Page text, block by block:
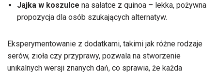
Jajka w koszulce na sałatce z quinoa – lekka, pożywna
propozycja dla osób szukających alternatyw.
Eksperymentowanie z dodatkami, takimi jak różne rodzaje
serów, zioła czy przyprawy, pozwala na stworzenie
unikalnych wersji znanych dań, co sprawia, że każda